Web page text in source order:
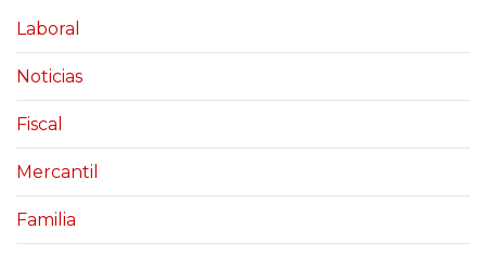
Laboral
Noticias
Fiscal
Mercantil
Familia